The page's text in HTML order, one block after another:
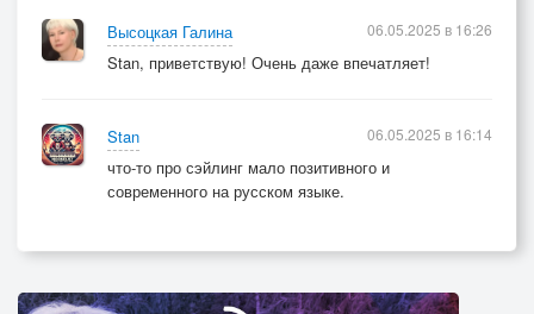
«Сэйлим!», «Сэйлим!», «Сэйлим!»….
Высоцкая Галина
Stan, приветствую! Очень даже впечатляет!
06.05.2025 в 16:26
Stan
что-то про сэйлинг мало позитивного и
современного на русском языке.
06.05.2025 в 16:14